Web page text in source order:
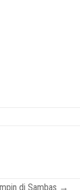
di Sambas →